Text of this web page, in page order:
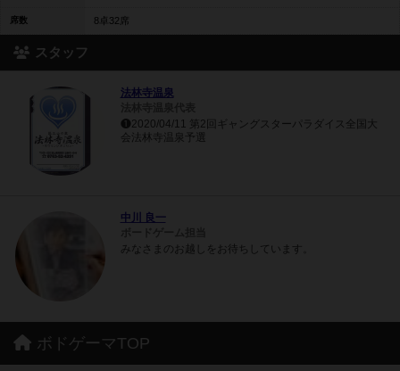
席数 8卓32席
スタッフ
法林寺温泉
❶2020/04/11 第2回ギャングスターパラダイス全国大
会法林寺温泉予選
中川 良一
みなさまのお越しをお待ちしています。
ボドゲーマTOP